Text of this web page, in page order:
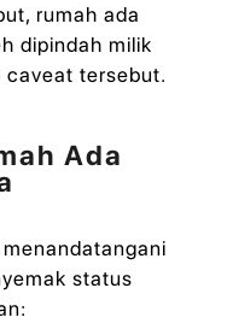
rumah ada
dipindah milik
caveat tersebut.
Ada
status